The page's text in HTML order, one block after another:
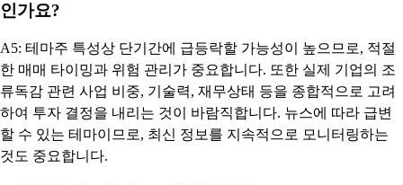
인가요?
A5: 테마주 특성상 단기간에 급등락할 가능성이 높으므로, 적절
한 매매 타이밍과 위험 관리가 중요합니다. 또한 실제 기업의 조
류독감 관련 사업 비중, 기술력, 재무상태 등을 종합적으로 고려
하여 투자 결정을 내리는 것이 바람직합니다. 뉴스에 따라 급변
할 수 있는 테마이므로, 최신 정보를 지속적으로 모니터링하는
것도 중요합니다.